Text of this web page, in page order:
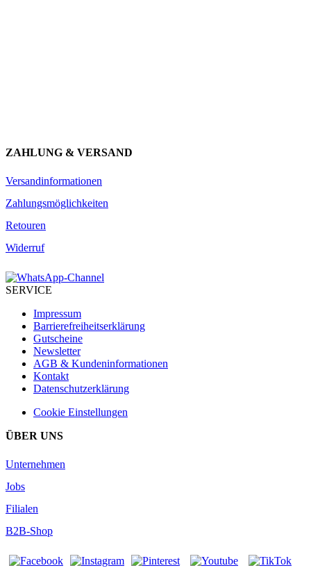
ZAHLUNG & VERSAND
Versandinformationen
Zahlungsmöglichkeiten
Retouren
Widerruf
SERVICE
Impressum
Barrierefreiheitserklärung
Gutscheine
Newsletter
AGB & Kundeninformationen
Kontakt
Datenschutzerklärung
Cookie Einstellungen
ÜBER UNS
Unternehmen
Jobs
Filialen
B2B-Shop